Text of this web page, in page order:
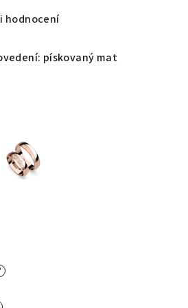
hodnocení
pískovaný mat